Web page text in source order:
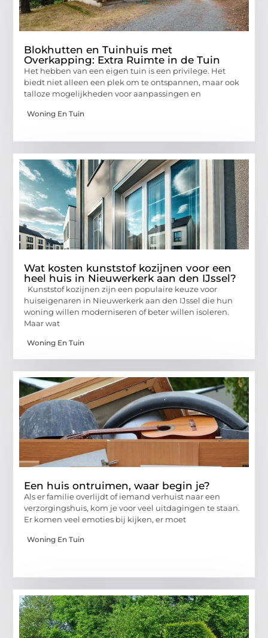
Blokhutten en Tuinhuis met
Overkapping: Extra Ruimte in de Tuin
Het hebben van een eigen tuin is een privilege. Het
biedt niet alleen een plek om te ontspannen, maar ook
talloze mogelijkheden voor aanpassingen en
Woning En Tuin
Wat kosten kunststof kozijnen voor een
heel huis in Nieuwerkerk aan den IJssel?
Kunststof kozijnen zijn een populaire keuze voor
huiseigenaren in Nieuwerkerk aan den IJssel die hun
woning willen moderniseren of beter willen isoleren.
Maar wat
Woning En Tuin
Een huis ontruimen, waar begin je?
Als er familie overlijdt of iemand verhuist naar een
verzorgingshuis, kom je voor veel uitdagingen te staan.
Er komen veel emoties bij kijken, er moet
Woning En Tuin